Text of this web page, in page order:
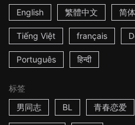
English
繁體中文 简
Tiếng Việt français
Português हिन्दी
标签
男同志
BL 青春恋爱